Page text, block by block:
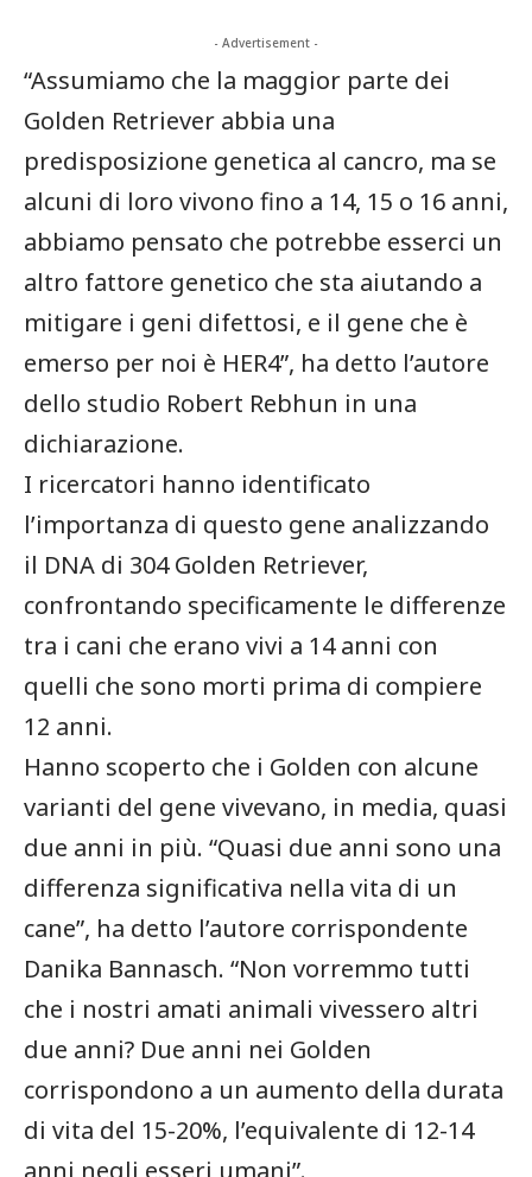
- Advertisement -
“Assumiamo che la maggior parte dei
Golden Retriever abbia una
predisposizione genetica al cancro, ma se
alcuni di loro vivono fino a 14, 15 o 16 anni,
abbiamo pensato che potrebbe esserci un
altro fattore genetico che sta aiutando a
mitigare i geni difettosi, e il gene che è
emerso per noi è HER4”, ha detto l’autore
dello studio Robert Rebhun in una
dichiarazione.
I ricercatori hanno identificato
l’importanza di questo gene analizzando
il DNA di 304 Golden Retriever,
confrontando specificamente le differenze
tra i cani che erano vivi a 14 anni con
quelli che sono morti prima di compiere
12 anni.
Hanno scoperto che i Golden con alcune
varianti del gene vivevano, in media, quasi
due anni in più. “Quasi due anni sono una
differenza significativa nella vita di un
cane”, ha detto l’autore corrispondente
Danika Bannasch. “Non vorremmo tutti
che i nostri amati animali vivessero altri
due anni? Due anni nei Golden
corrispondono a un aumento della durata
di vita del 15-20%, l’equivalente di 12-14
anni negli esseri umani”.